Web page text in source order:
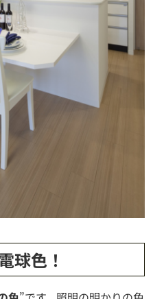
球色！